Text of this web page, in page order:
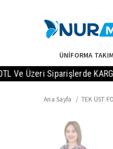
ÜNİFORMA
Siparişlerde KARGO
Ana Sayfa TEK ÜST